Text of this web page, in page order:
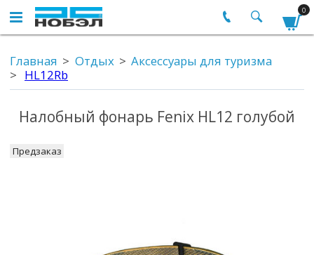
0
Главная Отдых
Аксессуары для туризма
HL12Rb
Налобный фонарь Fenix HL12 голубой
Предзаказ